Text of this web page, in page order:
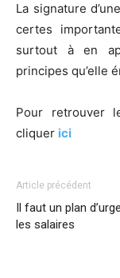
La signature
certes
surtout à en
principes qu’elle
Pour retrouver
cliquer ici
Article précédent
Il faut un plan
les salaires